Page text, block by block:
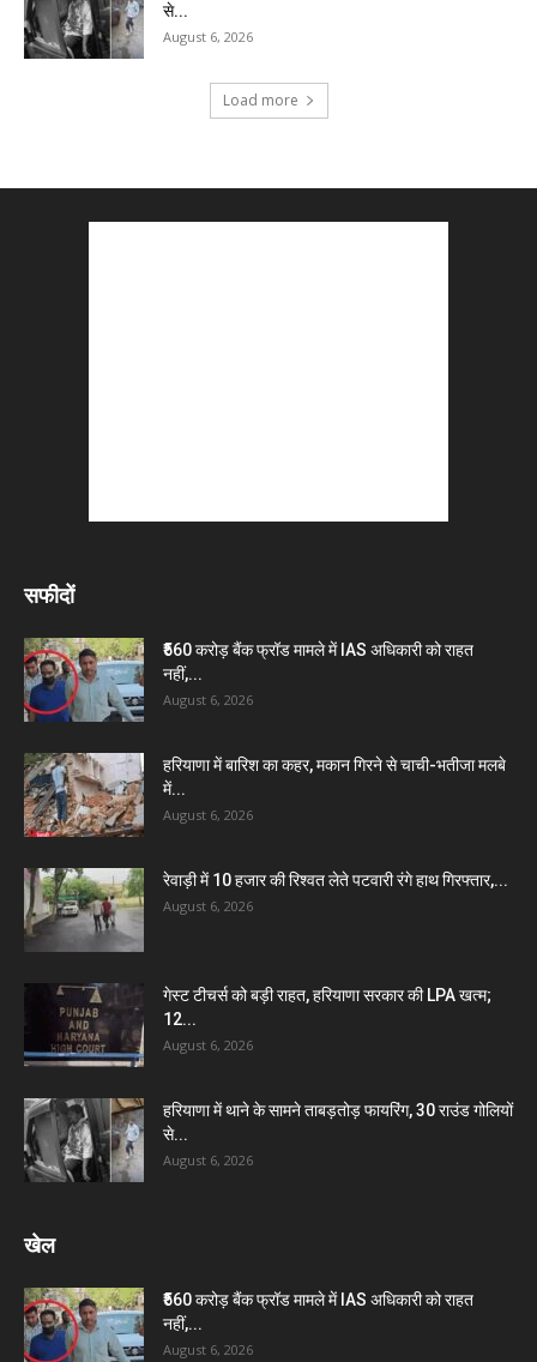
से...
August 6, 2026
Load more
सफीदों
₹560 करोड़ बैंक फ्रॉड मामले में IAS अधिकारी को राहत
नहीं,...
August 6, 2026
हरियाणा में बारिश का कहर, मकान गिरने से चाची-भतीजा मलबे
में...
August 6, 2026
रेवाड़ी में 10 हजार की रिश्वत लेते पटवारी रंगे हाथ गिरफ्तार,...
August 6, 2026
गेस्ट टीचर्स को बड़ी राहत, हरियाणा सरकार की LPA खत्म;
12...
August 6, 2026
हरियाणा में थाने के सामने ताबड़तोड़ फायरिंग, 30 राउंड गोलियों
से...
August 6, 2026
खेल
₹560 करोड़ बैंक फ्रॉड मामले में IAS अधिकारी को राहत
नहीं,...
August 6, 2026